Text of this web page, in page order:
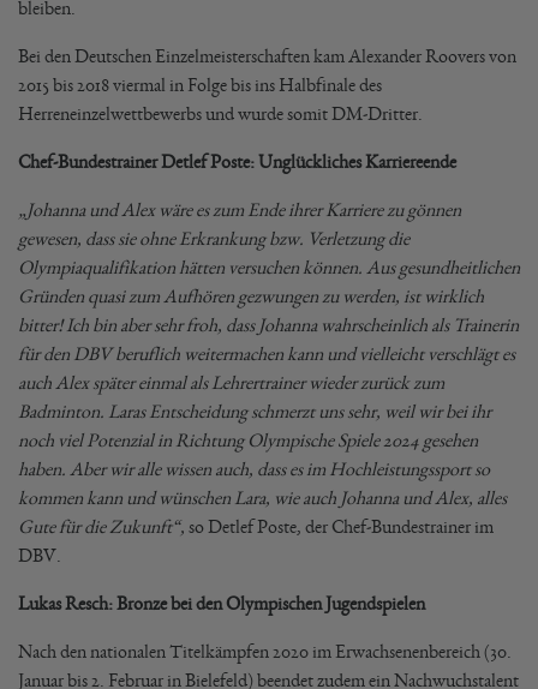
bleiben.
Bei den Deutschen Einzelmeisterschaften kam Alexander Roovers von
2015 bis 2018 viermal in Folge bis ins Halbfinale des
Herreneinzelwettbewerbs und wurde somit DM-Dritter.
Chef-Bundestrainer Detlef Poste: Unglückliches Karriereende
„Johanna und Alex wäre es zum Ende ihrer Karriere zu gönnen
gewesen, dass sie ohne Erkrankung bzw. Verletzung die
Olympiaqualifikation hätten versuchen können. Aus gesundheitlichen
Gründen quasi zum Aufhören gezwungen zu werden, ist wirklich
bitter! Ich bin aber sehr froh, dass Johanna wahrscheinlich als Trainerin
für den DBV beruflich weitermachen kann und vielleicht verschlägt es
auch Alex später einmal als Lehrertrainer wieder zurück zum
Badminton. Laras Entscheidung schmerzt uns sehr, weil wir bei ihr
noch viel Potenzial in Richtung Olympische Spiele 2024 gesehen
haben. Aber wir alle wissen auch, dass es im Hochleistungssport so
kommen kann und wünschen Lara, wie auch Johanna und Alex, alles
Gute für die Zukunft“, so Detlef Poste, der Chef-Bundestrainer im
DBV.
Lukas Resch: Bronze bei den Olympischen Jugendspielen
Nach den nationalen Titelkämpfen 2020 im Erwachsenenbereich (30.
Januar bis 2. Februar in Bielefeld) beendet zudem ein Nachwuchstalent